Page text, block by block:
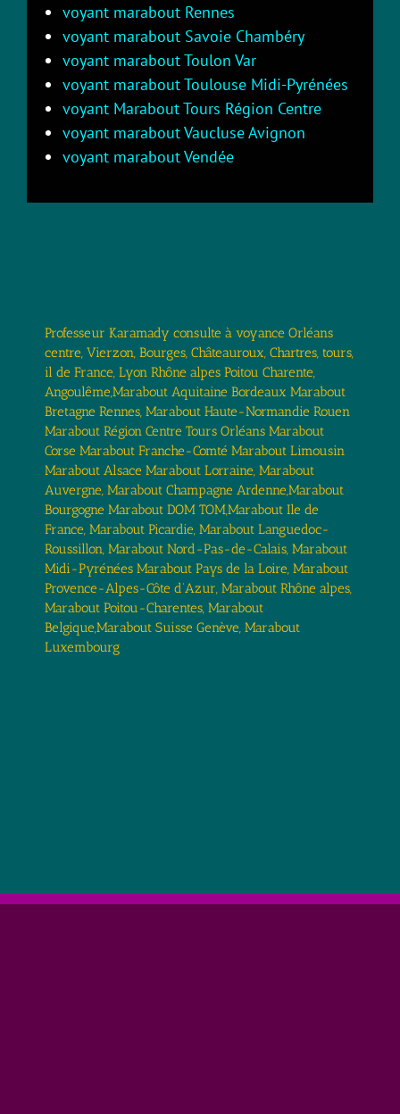
voyant marabout Rennes
voyant marabout Savoie Chambéry
voyant marabout Toulon Var
voyant marabout Toulouse Midi-Pyrénées
voyant Marabout Tours Région Centre
voyant marabout Vaucluse Avignon
voyant marabout Vendée
Professeur Karamady consulte à voyance Orléans
centre, Vierzon, Bourges, Châteauroux, Chartres, tours,
il de France, Lyon Rhône alpes Poitou Charente,
Angoulême,Marabout Aquitaine Bordeaux Marabout
Bretagne Rennes, Marabout Haute-Normandie Rouen
Marabout Région Centre Tours Orléans Marabout
Corse Marabout Franche-Comté Marabout Limousin
Marabout Alsace Marabout Lorraine, Marabout
Auvergne, Marabout Champagne Ardenne,Marabout
Bourgogne Marabout DOM TOM,Marabout Ile de
France, Marabout Picardie, Marabout Languedoc-
Roussillon, Marabout Nord-Pas-de-Calais, Marabout
Midi-Pyrénées Marabout Pays de la Loire, Marabout
Provence-Alpes-Côte d’Azur, Marabout Rhône alpes,
Marabout Poitou-Charentes, Marabout
Belgique,Marabout Suisse Genève, Marabout
Luxembourg